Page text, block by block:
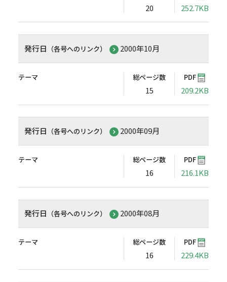
20 252.7KB
発行日 （各号へのリンク） 2000年10月
テーマ 総ページ数
15
PDF
209.2KB
発行日 （各号へのリンク） 2000年09月
テーマ 総ページ数
16
PDF
216.1KB
発行日 （各号へのリンク） 2000年08月
テーマ 総ページ数
16
PDF
229.4KB